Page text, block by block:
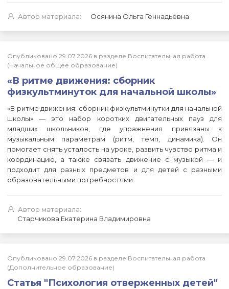
Автор материала: Осянина Ольга Геннадьевна
Опубликовано 29.07.2026 в разделе Воспитательная работа
(Начальное общее образование)
«В ритме движения: сборник
физкультминуток для начальной школы»
«В ритме движения: сборник физкультминутки для начальной
школы» — это набор коротких двигательных пауз для
младших школьников, где упражнения привязаны к
музыкальным параметрам (ритм, темп, динамика). Он
помогает снять усталость на уроке, развить чувство ритма и
координацию, а также связать движение с музыкой — и
подходит для разных предметов и для детей с разными
образовательными потребностями.
Автор материала:
Старчикова Екатерина Владимировна
Опубликовано 29.07.2026 в разделе Воспитательная работа
(Дополнительное образование)
Статья "Психология отверженных детей"